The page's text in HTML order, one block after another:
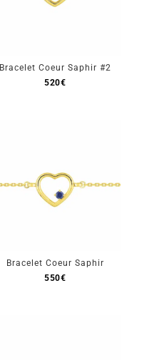
Bracelet Coeur Saphir #2
520€
Bracelet Coeur Saphir
550€